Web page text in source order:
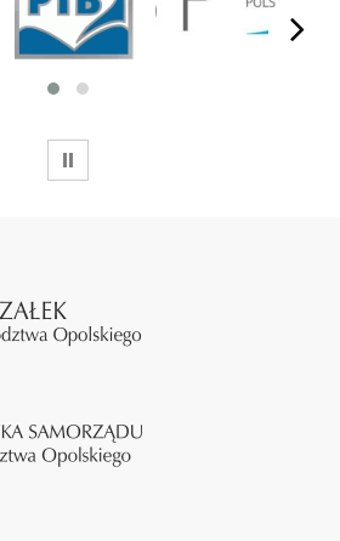
next
WSTRZYMAJ